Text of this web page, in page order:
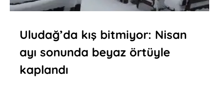
Uludağ’da kış bitmiyor: Nisan
ayı sonunda beyaz örtüyle
kaplandı